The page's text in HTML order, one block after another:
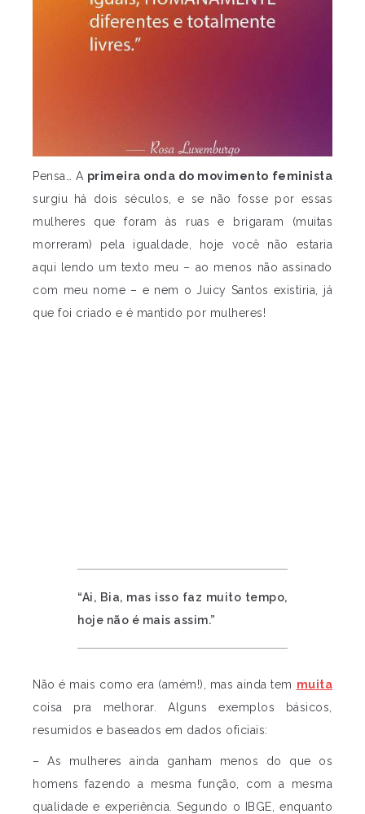
Pensa… A primeira onda do movimento feminista
surgiu há dois séculos, e se não fosse por essas
mulheres que foram às ruas e brigaram (muitas
morreram) pela igualdade, hoje você não estaria
aqui lendo um texto meu – ao menos não assinado
com meu nome – e nem o Juicy Santos existiria, já
que foi criado e é mantido por mulheres!
“Ai, Bia, mas isso faz muito tempo,
hoje não é mais assim.”
Não é mais como era (amém!), mas ainda tem muita
coisa pra melhorar. Alguns exemplos básicos,
resumidos e baseados em dados oficiais:
– As mulheres ainda ganham menos do que os
homens fazendo a mesma função, com a mesma
qualidade e experiência. Segundo o IBGE, enquanto